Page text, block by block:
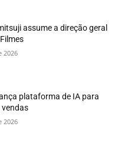
assume a direção geral
2026
plataforma de IA para
2026